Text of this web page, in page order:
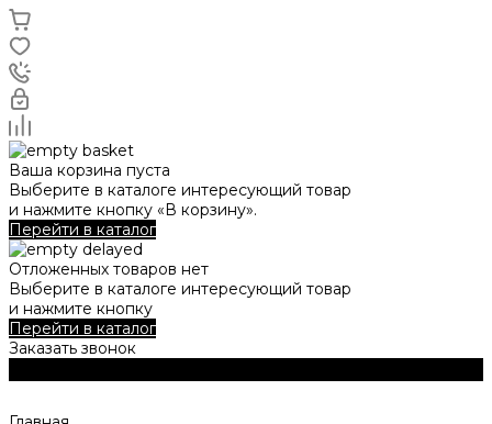
Ваша корзина пуста
Выберите в каталоге интересующий товар
и нажмите кнопку «В корзину».
Перейти в каталог
Отложенных товаров нет
Выберите в каталоге интересующий товар
и нажмите кнопку
Перейти в каталог
Заказать звонок